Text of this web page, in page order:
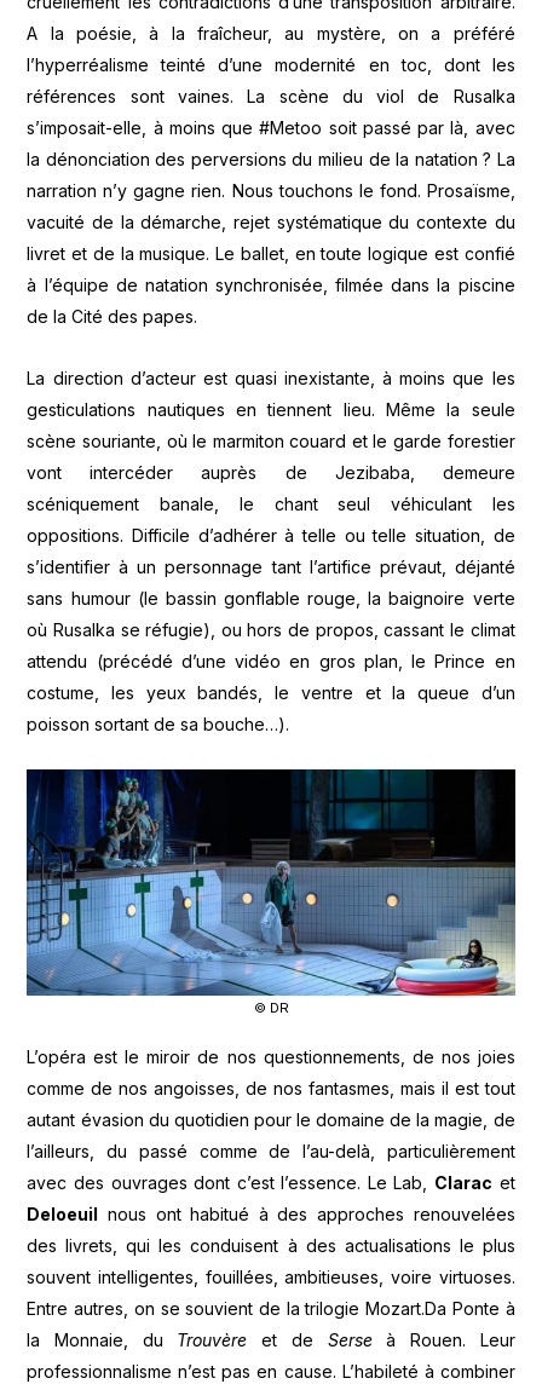
A la poésie, à la fraîcheur, au mystère, on a préféré
l’hyperréalisme teinté d’une modernité en toc, dont les
références sont vaines. La scène du viol de Rusalka
s’imposait-elle, à moins que #Metoo soit passé par là, avec
la dénonciation des perversions du milieu de la natation ? La
narration n’y gagne rien. Nous touchons le fond. Prosaïsme,
vacuité de la démarche, rejet systématique du contexte du
livret et de la musique. Le ballet, en toute logique est confié
à l’équipe de natation synchronisée, filmée dans la piscine
de la Cité des papes.
La direction d’acteur est quasi inexistante, à moins que les
gesticulations nautiques en tiennent lieu. Même la seule
scène souriante, où le marmiton couard et le garde forestier
vont intercéder auprès de Jezibaba, demeure
scéniquement banale, le chant seul véhiculant les
oppositions. Difficile d’adhérer à telle ou telle situation, de
s’identifier à un personnage tant l’artifice prévaut, déjanté
sans humour (le bassin gonflable rouge, la baignoire verte
où Rusalka se réfugie), ou hors de propos, cassant le climat
attendu (précédé d’une vidéo en gros plan, le Prince en
costume, les yeux bandés, le ventre et la queue d’un
poisson sortant de sa bouche…).
© DR
L’opéra est le miroir de nos questionnements, de nos joies
comme de nos angoisses, de nos fantasmes, mais il est tout
autant évasion du quotidien pour le domaine de la magie, de
l’ailleurs, du passé comme de l’au-delà, particulièrement
avec des ouvrages dont c’est l’essence. Le Lab, Clarac et
Deloeuil nous ont habitué à des approches renouvelées
des livrets, qui les conduisent à des actualisations le plus
souvent intelligentes, fouillées, ambitieuses, voire virtuoses.
Entre autres, on se souvient de la trilogie Mozart.Da Ponte à
la Monnaie, du Trouvère et de Serseà Rouen. Leur
professionnalisme n’est pas en cause. L’habileté à combiner